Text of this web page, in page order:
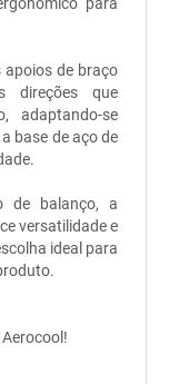
apoios de braço
direções que
adaptando-se
base de aço de
de balanço, a
versatilidade e
ideal para